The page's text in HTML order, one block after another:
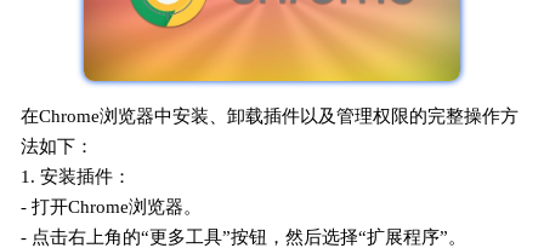
在Chrome浏览器中安装、卸载插件以及管理权限的完整操作方
法如下：
1. 安装插件：
- 打开Chrome浏览器。
- 点击右上角的“更多工具”按钮，然后选择“扩展程序”。